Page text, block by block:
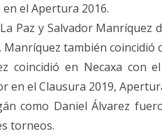
en el Apertura 2016.
Paz y Salvador Manríquez
también coincidió
coincidió en Necaxa con
en el Clausura 2019,
como Daniel Álvarez
torneos.